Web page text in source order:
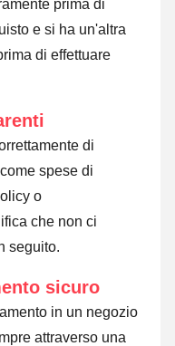
prima di
e si ha un'altra
di effettuare
di
spese di
o
che non ci
seguito.
sicuro
in un negozio
attraverso una